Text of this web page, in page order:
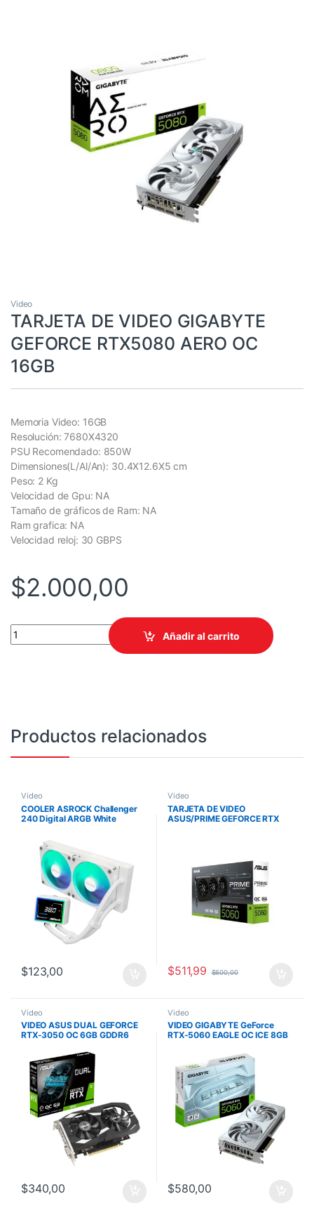
Video
TARJETA DE VIDEO GIGABYTE
GEFORCE RTX5080 AERO OC
16GB
Memoria Video: 16GB
Resolución: 7680X4320
PSU Recomendado: 850W
Dimensiones(L/Al/An): 30.4X12.6X5 cm
Peso: 2 Kg
Velocidad de Gpu: NA
Tamaño de gráficos de Ram: NA
Ram grafica: NA
Velocidad reloj: 30 GBPS
$2.000,00
TARJETA DE VIDEO GIGABYTE GEFORCE RTX5080 AERO OC
Añadir al carrito
Productos relacionados
Video
COOLER ASROCK Challenger
240 Digital ARGB White
$123,00
Video
TARJETA DE VIDEO
ASUS/PRIME GEFORCE RTX
$511,99 $600,00
Video
VIDEO ASUS DUAL GEFORCE
RTX-3050 OC 6GB GDDR6
EXP. 4.0
$340,00
Video
VIDEO GIGABYTE GeForce
RTX-5060 EAGLE OC ICE 8GB
2Vent. PCIex5.0
$580,00